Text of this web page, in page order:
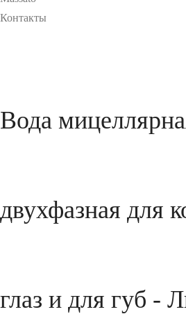
Контакты
Вода
двухфазная для
глаз и для губ -